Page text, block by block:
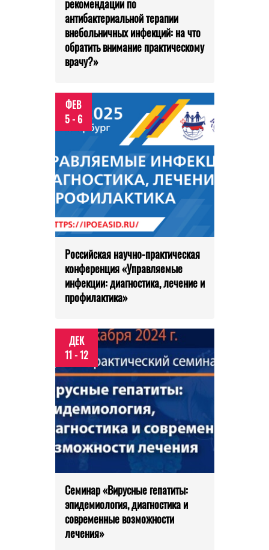
рекомендации по
антибактериальной терапии
внебольничных инфекций: на что
обратить внимание практическому
врачу?»
ФЕВ
5 - 6
Российская научно-практическая
конференция «Управляемые
инфекции: диагностика, лечение и
профилактика»
ДЕК
11 - 12
Семинар «Вирусные гепатиты:
эпидемиология, диагностика и
современные возможности
лечения»